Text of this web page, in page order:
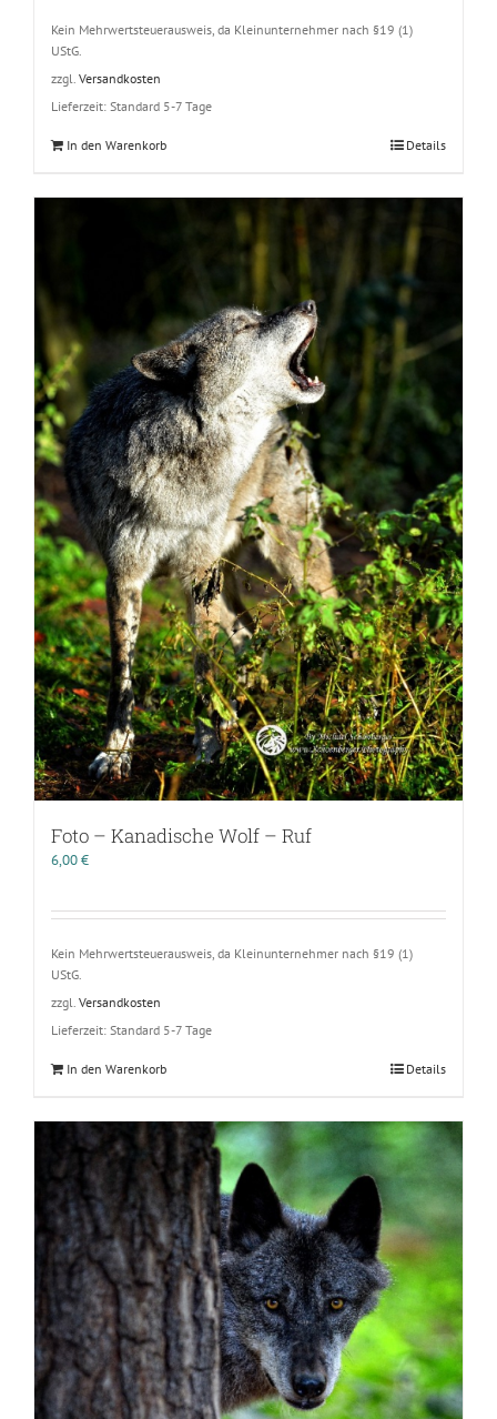
Kein Mehrwertsteuerausweis, da Kleinunternehmer nach §19 (1)
UStG.
zzgl. Versandkosten
Lieferzeit: Standard 5-7 Tage
In den Warenkorb Details
Foto – Kanadische Wolf – Ruf
6,00€
Kein Mehrwertsteuerausweis, da Kleinunternehmer nach §19 (1)
UStG.
zzgl. Versandkosten
Lieferzeit: Standard 5-7 Tage
In den Warenkorb Details